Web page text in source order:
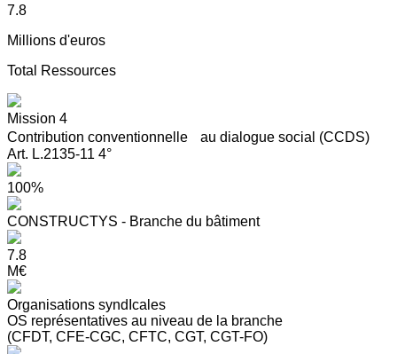
7.8
Millions d'euros
Total Ressources
Mission 4
Contribution conventionnelle au dialogue social (CCDS)
Art. L.2135-11 4°
100%
CONSTRUCTYS - Branche du bâtiment
7.8
M€
Organisations syndIcales
OS représentatives au niveau de la branche
(CFDT, CFE-CGC, CFTC, CGT, CGT-FO)